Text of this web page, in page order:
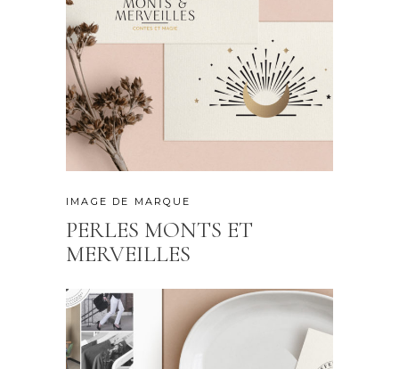
IMAGE DE MARQUE
PERLES MONTS ET
MERVEILLES